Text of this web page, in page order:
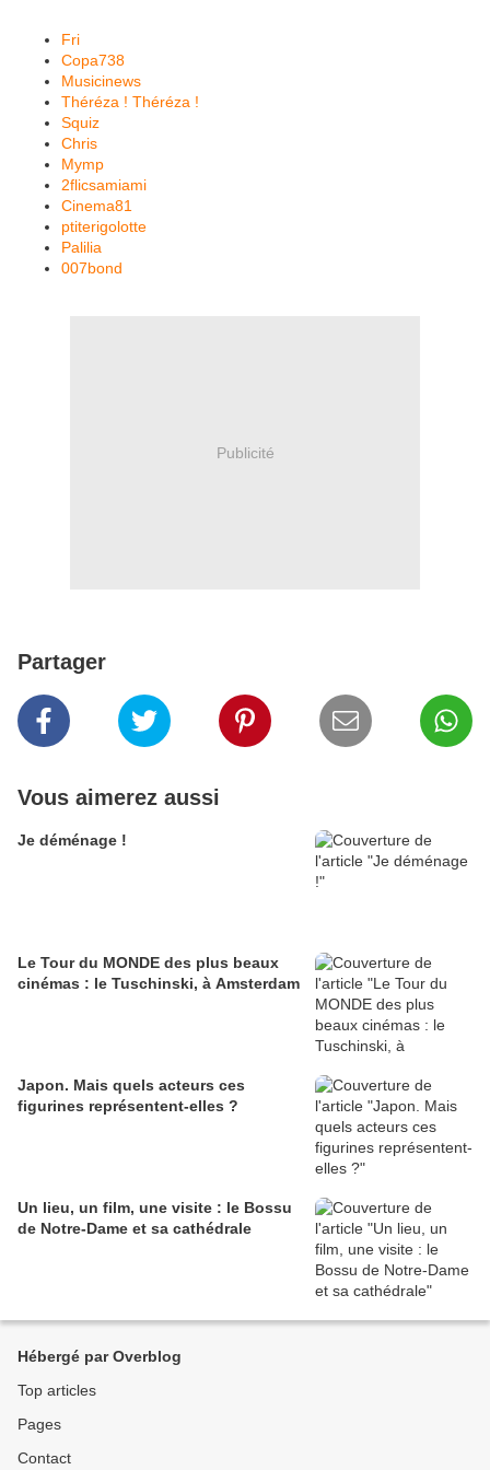
Fri
Copa738
Musicinews
Théréza ! Théréza !
Squiz
Chris
Mymp
2flicsamiami
Cinema81
ptiterigolotte
Palilia
007bond
Publicité
Partager
Vous aimerez aussi
Je déménage !
Le Tour du MONDE des plus beaux
cinémas : le Tuschinski, à Amsterdam
Japon. Mais quels acteurs ces
figurines représentent-elles ?
Un lieu, un film, une visite : le Bossu
de Notre-Dame et sa cathédrale
Hébergé par Overblog
Top articles
Pages
Contact